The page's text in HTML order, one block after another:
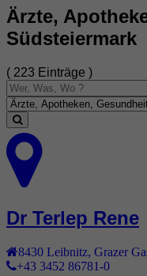
Ärzte,
Südsteiermark
( 223 Einträge )
Dr Terlep Rene
8430 Leibnitz Grazer
+43 3452 86781-0